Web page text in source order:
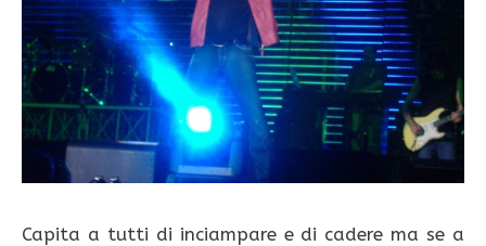
Capita a tutti di inciampare e di cadere ma se a